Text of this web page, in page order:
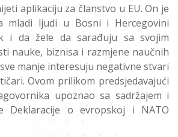
aplikaciju za članstvo u EU. On je
mladi ljudi u Bosni i Hercegovini
i da žele da sarađuju sa svojim
nauke, biznisa i razmjene naučnih
manje interesuju negativne stvari
Ovom prilikom predsjedavajući
upoznao sa sadržajem i
Deklaracije o evropskoj i NATO